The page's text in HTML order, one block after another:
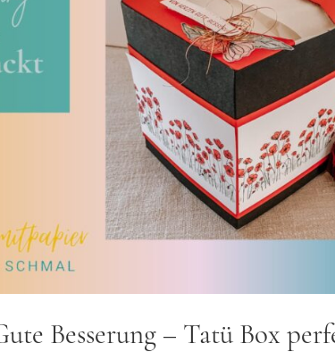
Besserung – Tatü Box